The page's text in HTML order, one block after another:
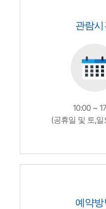
관람
10:00 ~
(공휴일 및 토,일
예약방